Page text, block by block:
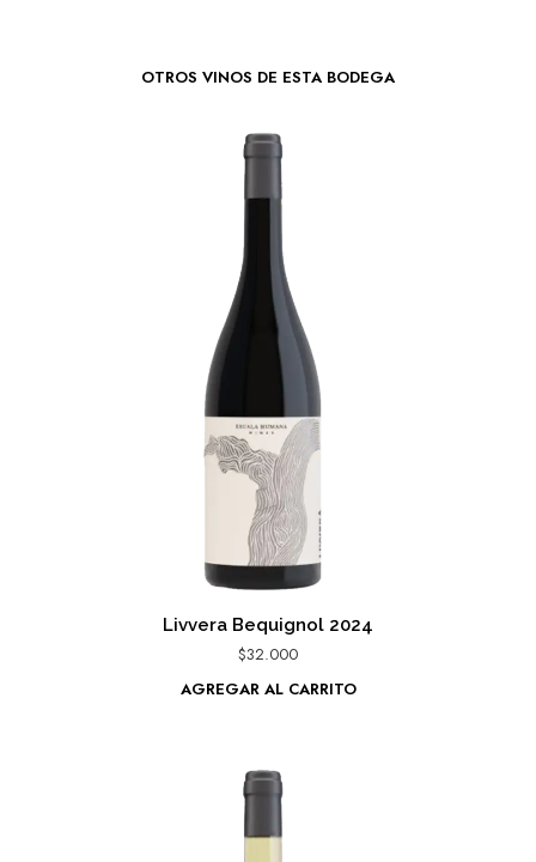
OTROS VINOS DE ESTA BODEGA
Livvera Bequignol 2024
$32.000
AGREGAR AL CARRITO